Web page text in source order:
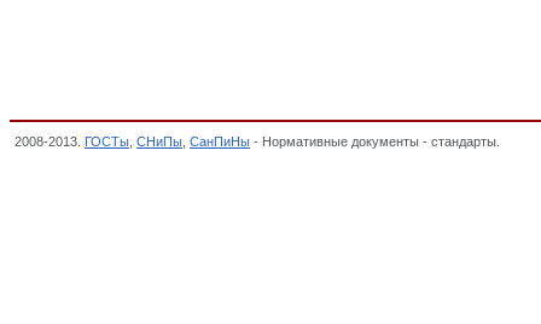
2008-2013. ГОСТы СНиПы СанПиНы - Нормативные документы - стандарты.